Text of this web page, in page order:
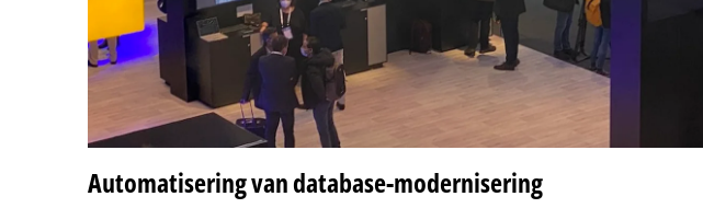
Automatisering van database-modernisering